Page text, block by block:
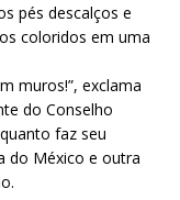
pés descalços e
coloridos em uma
muros!”, exclama
do Conselho
faz seu
do México e outra